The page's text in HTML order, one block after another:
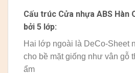
Cấu trúc Cửa nhựa ABS Hàn
bởi 5 lớp:
Hai lớp ngoài là DeCo-Sheet
cho bề mặt giống như vân gỗ
ẩm